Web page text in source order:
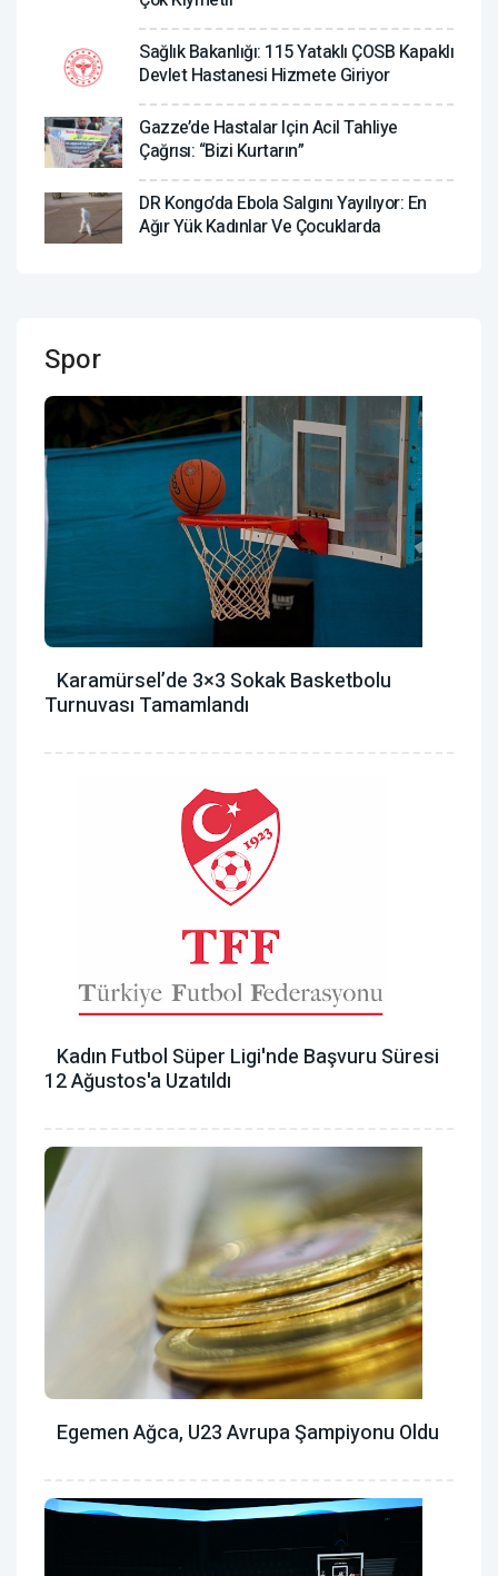
Sağlık Bakanlığı: 115 Yataklı ÇOSB Kapaklı
Devlet Hastanesi Hizmete Giriyor
Gazze’de Hastalar Için Acil Tahliye
Çağrısı: “Bizi Kurtarın”
DR Kongo’da Ebola Salgını Yayılıyor: En
Ağır Yük Kadınlar Ve Çocuklarda
Spor
Karamürsel’de 3×3 Sokak Basketbolu
Turnuvası Tamamlandı
Kadın Futbol Süper Ligi'nde Başvuru Süresi
12 Ağustos'a Uzatıldı
Egemen Ağca, U23 Avrupa Şampiyonu Oldu